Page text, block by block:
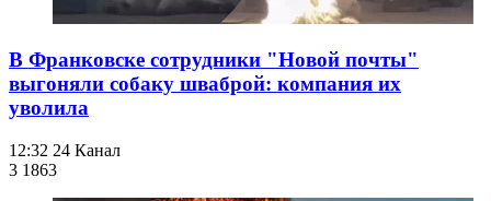
В Франковске сотрудники "Новой почты"
выгоняли собаку шваброй: компания их
уволила
12:32 24 Канал
3 1863